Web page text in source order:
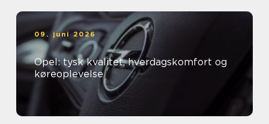
09. juni 2026
Opel: tysk kvalitet, hverdagskomfort og
køreoplevelse